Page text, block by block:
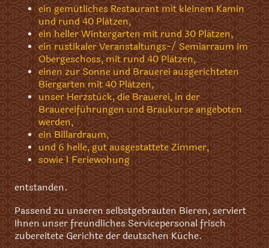
ein gemütliches Restaurant mit kleinem Kamin
und rund 40 Plätzen,
ein heller Wintergarten mit rund 30 Plätzen,
ein rustikaler Veranstaltungs-/ Semiarraum im
Obergeschoss, mit rund 40 Plätzen,
einen zur Sonne und Brauerei ausgerichteten
Biergarten mit 40 Plätzen,
unser Herzstück, die Brauerei, in der
Brauereiführungen und Braukurse angeboten
werden,
ein Billardraum,
und 6 helle, gut ausgestattete Zimmer,
sowie 1 Feriewohung
entstanden.
Passend zu unseren selbstgebrauten Bieren, serviert
Ihnen unser freundliches Servicepersonal frisch
zubereitete Gerichte der deutschen Küche.